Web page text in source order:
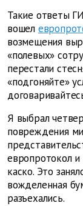
Такие ответы
вошел
возмещения
«полевых»
перестали
«подгоняйте»
Я выбрал
повреждения
европротокол
каско. Это
вожделенная
разъехались.